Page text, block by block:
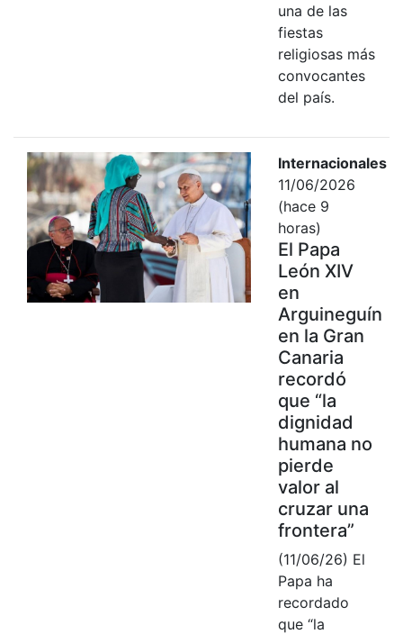
una de las
fiestas
religiosas más
convocantes
del país.
Internacionales
11/06/2026
(hace 9
horas)
El Papa
León XIV
en
Arguineguín
en la Gran
Canaria
recordó
que “la
dignidad
humana no
pierde
valor al
cruzar una
frontera”
(11/06/26) El
Papa ha
recordado
que “la